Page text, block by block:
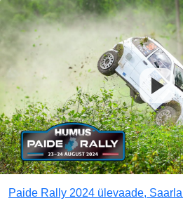
Paide Rally 2024 ülevaade,